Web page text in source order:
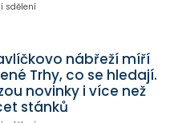
sdělení
nábřeží míří
Trhy, co se hledají.
novinky i více než
stánků